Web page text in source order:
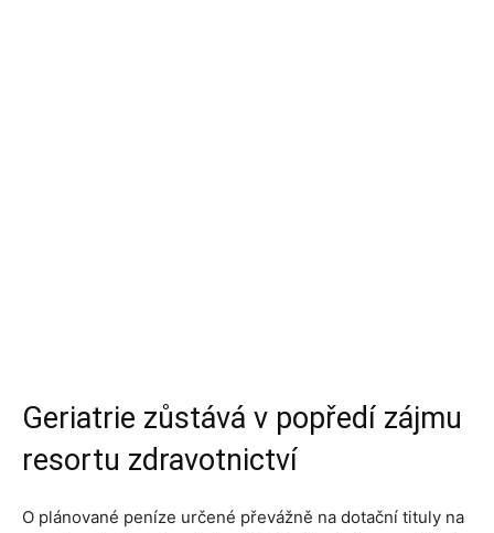
Geriatrie zůstává v popředí zájmu
resortu zdravotnictví
O plánované peníze určené převážně na dotační tituly na